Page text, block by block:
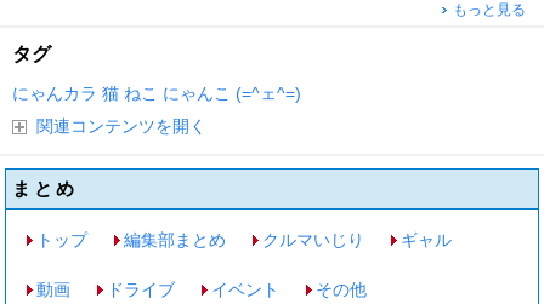
もっと見る
タグ
にゃんカラ 猫 ねこ にゃんこ (=^ェ^=)
関連コンテンツを開く
まとめ
トップ 編集部まとめ クルマいじり ギャル
動画 ドライブ イベント その他